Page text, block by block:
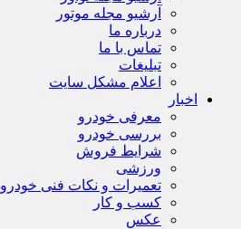
آرشیو مجله موتور
درباره ما
تماس با ما
تبلیغات
اعلام مشکل سایت
اخبار
معرفی خودرو
بررسی خودرو
شرایط فروش
ورزشی
تعمیرات و نکات فنی خودرو
کسب و کار
عکس